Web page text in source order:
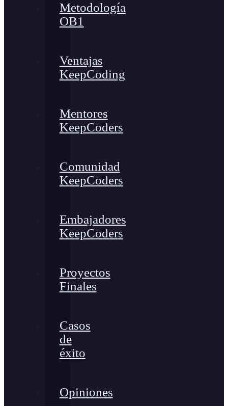
Metodología
OB1
Ventajas
KeepCoding
Mentores
KeepCoders
Comunidad
KeepCoders
Embajadores
KeepCoders
Proyectos
Finales
Casos
de
éxito
Opiniones